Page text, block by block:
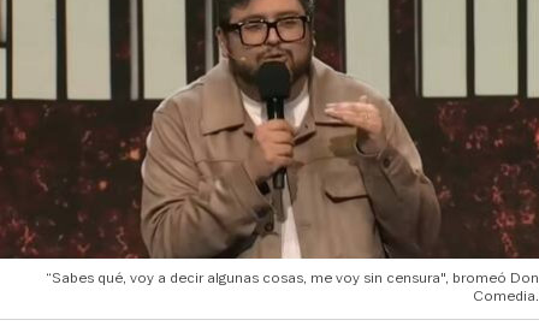
“Sabes qué, voy a decir algunas cosas, me voy sin censura", bromeó Don
Comedia.